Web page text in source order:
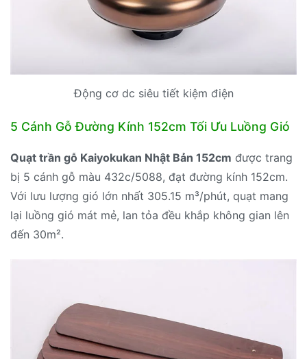
Động cơ dc siêu tiết kiệm điện
5 Cánh Gỗ Đường Kính 152cm Tối Ưu Luồng Gió
Quạt trần gỗ Kaiyokukan Nhật Bản 152cm được trang
bị 5 cánh gỗ màu 432c/5088, đạt đường kính 152cm.
Với lưu lượng gió lớn nhất 305.15 m³/phút, quạt mang
lại luồng gió mát mẻ, lan tỏa đều khắp không gian lên
đến 30m².